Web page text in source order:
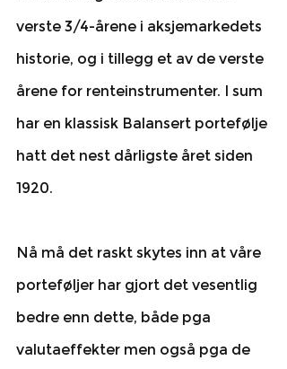
verste 3/4-årene i aksjemarkedets
historie, og i tillegg et av de verste
årene for renteinstrumenter. I sum
har en klassisk Balansert portefølje
hatt det nest dårligste året siden
1920.
Nå må det raskt skytes inn at våre
porteføljer har gjort det vesentlig
bedre enn dette, både pga
valutaeffekter men også pga de